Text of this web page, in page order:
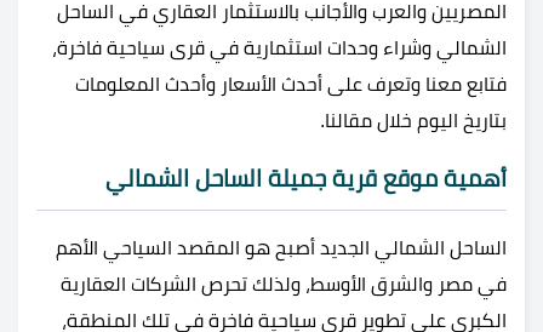
المصريين والعرب والأجانب بالاستثمار العقاري في الساحل
الشمالي وشراء وحدات استثمارية في قرى سياحية فاخرة،
فتابع معنا وتعرف على أحدث الأسعار وأحدث المعلومات
بتاريخ اليوم خلال مقالنا.
أهمية موقع قرية جميلة الساحل الشمالي
الساحل الشمالي الجديد أصبح هو المقصد السياحي الأهم
في مصر والشرق الأوسط، ولذلك تحرص الشركات العقارية
الكبرى على تطوير قرى سياحية فاخرة في تلك المنطقة،